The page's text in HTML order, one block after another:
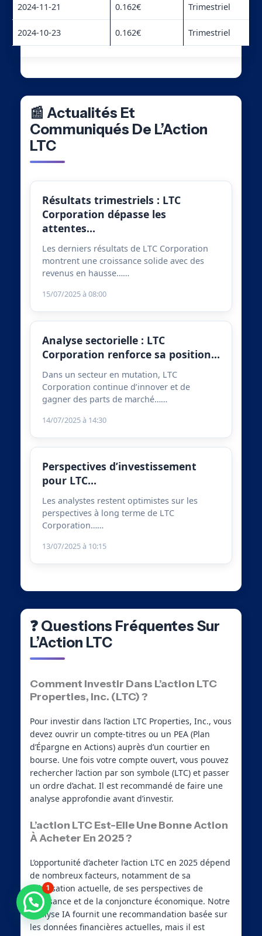
2024-11-21 0.162€ Trimestriel
2024-10-23 0.162€ Trimestriel
📰 Actualités Et
Communiqués De L’Action
LTC
Résultats trimestriels : LTC
Corporation dépasse les
attentes…
Les derniers résultats de LTC Corporation
montrent une croissance solide avec des
revenus en hausse……
15/07/2025 à 08:00
Analyse sectorielle : LTC
Corporation renforce sa position…
Dans un secteur en mutation, LTC
Corporation continue d’innover et de
gagner des parts de marché……
14/07/2025 à 14:30
Perspectives d’investissement
pour LTC…
Les analystes restent optimistes sur les
perspectives à long terme de LTC
Corporation……
13/07/2025 à 10:15
❓ Questions Fréquentes Sur
L’Action LTC
Comment Investir Dans L’action LTC
Properties, Inc. (LTC) ?
Pour investir dans l’action LTC Properties, Inc., vous
devez ouvrir un compte-titres ou un PEA (Plan
d’Épargne en Actions) auprès d’un courtier en
bourse. Une fois votre compte ouvert, vous pouvez
rechercher l’action par son symbole (LTC) et passer
un ordre d’achat. Il est recommandé de faire une
analyse approfondie avant d’investir.
L’action LTC Est-Elle Une Bonne Action
À Acheter En 2025 ?
L’opportunité d’acheter l’action LTC en 2025 dépend
de nombreux facteurs, notamment de sa
valorisation actuelle, de ses perspectives de
croissance et de la conjoncture économique. Notre
analyse IA fournit une recommandation basée sur
les données financières actuelles, mais il est
1